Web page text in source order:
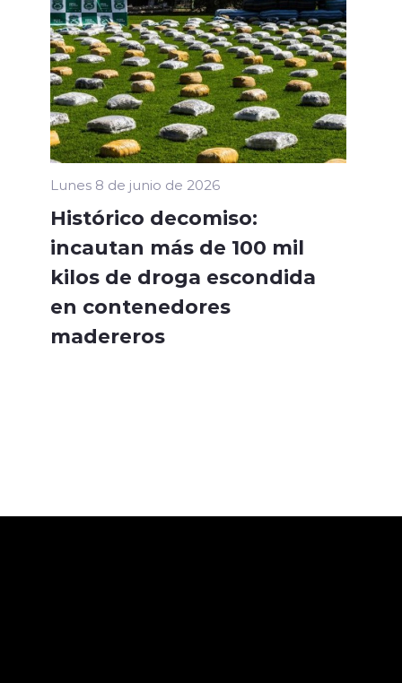
Lunes 8 de junio de 2026
Histórico decomiso:
incautan más de 100 mil
kilos de droga escondida
en contenedores
madereros